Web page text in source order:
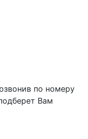
по номеру
Вам